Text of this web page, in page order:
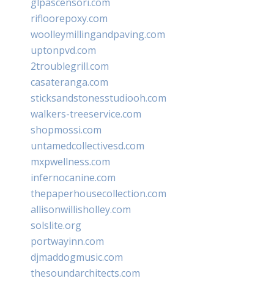
rifloorepoxy.com
woolleymillingandpaving.com
uptonpvd.com
2troublegrill.com
casateranga.com
sticksandstonesstudiooh.com
walkers-treeservice.com
shopmossi.com
untamedcollectivesd.com
mxpwellness.com
infernocanine.com
thepaperhousecollection.com
allisonwillisholley.com
solslite.org
portwayinn.com
djmaddogmusic.com
thesoundarchitects.com